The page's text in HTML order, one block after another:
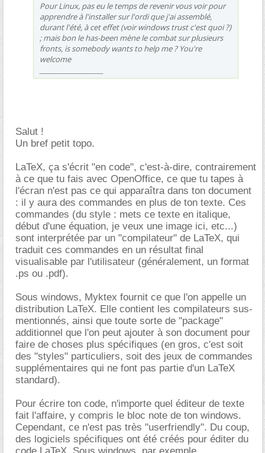
Pour Linux, pas eu le temps de revenir vous voir pour
apprendre à l'installer sur l'ordi que j'ai assemblé,
durant l'été, à cet effet (voir windows trust c'est quoi ?)
; mais bon le has-been mène le combat sur plusieurs
fronts, is somebody wants to help me ? You're
welcome
Salut !
Un bref petit topo.
LaTeX, ça s'écrit "en code", c'est-à-dire, contrairement
à ce que tu fais avec OpenOffice, ce que tu tapes à
l'écran n'est pas ce qui apparaîtra dans ton document
: il y aura des commandes en plus de ton texte. Ces
commandes (du style : mets ce texte en italique,
début d'une équation, je veux une image ici, etc...)
sont interprétée par un "compilateur" de LaTeX, qui
traduit ces commandes en un résultat final
visualisable par l'utilisateur (généralement, un format
.ps ou .pdf).
Sous windows, Myktex fournit ce que l'on appelle un
distribution LaTeX. Elle contient les compilateurs sus-
mentionnés, ainsi que toute sorte de "package"
additionnel que l'on peut ajouter à son document pour
faire de choses plus spécifiques (en gros, c'est soit
des "styles" particuliers, soit des jeux de commandes
supplémentaires qui ne font pas partie d'un LaTeX
standard).
Pour écrire ton code, n'importe quel éditeur de texte
fait l'affaire, y compris le bloc note de ton windows.
Cependant, ce n'est pas très "userfriendly". Du coup,
des logiciels spécifiques ont été créés pour éditer du